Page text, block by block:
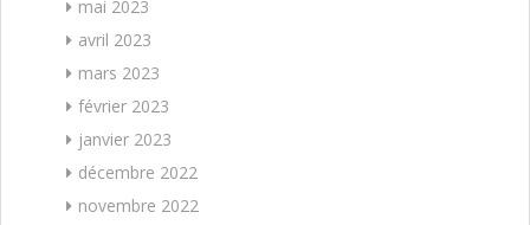
mai 2023
avril 2023
mars 2023
février 2023
janvier 2023
décembre 2022
novembre 2022